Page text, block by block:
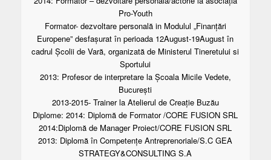
Pro-Youth
Formator- dezvoltare personală in Modulul „Finanțări
Europene” desfașurat în perioada 12August-19August în
cadrul Școlii de Vară, organizată de Ministerul Tineretului si
Sportului
2013: Profesor de interpretare la Școala Micile Vedete,
București
2013-2015- Trainer la Atelierul de Creație Buzău
Diplome: 2014: Diplomă de Formator /CORE FUSION SRL
2014:Diplomă de Manager Proiect/CORE FUSION SRL
2013: Diplomă în Competențe Antreprenoriale/S.C GEA
STRATEGY&CONSULTING S.A